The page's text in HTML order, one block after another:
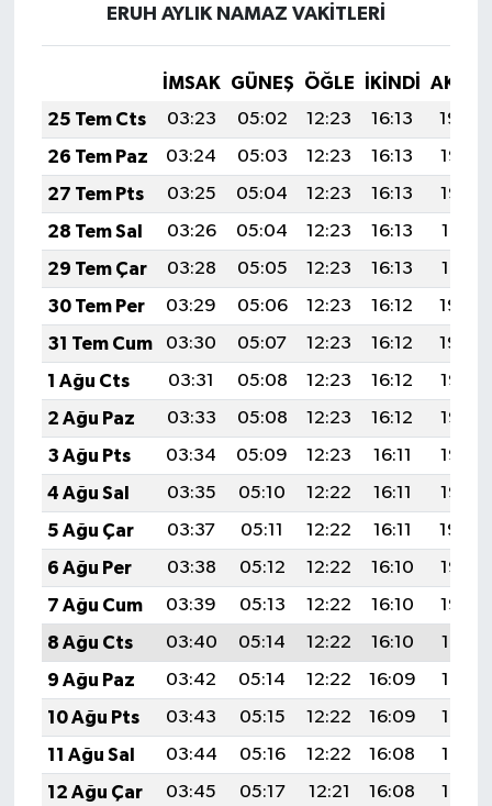
ERUH AYLIK NAMAZ VAKITLERI
İMSAK GÜNEŞ ÖĞLE İKINDI
25 Tem Cts
03:23 05:02 12:23 16:13
19:34
26 Tem Paz
03:24 05:03 12:23 16:13
19:33
27 Tem Pts
03:25 05:04 12:23 16:13
19:32
28 Tem Sal
03:26 05:04 12:23 16:13
19:31
29 Tem Çar
03:28 05:05 12:23 16:13
19:31
30 Tem Per
03:29 05:06 12:23 16:12
19:30
31 Tem Cum
03:30 05:07 12:23 16:12
19:29
1 Ağu Cts
03:31 05:08 12:23 16:12
19:28
2 Ağu Paz
03:33 05:08 12:23 16:12
19:27
3 Ağu Pts
03:34 05:09 12:23 16:11
19:26
4 Ağu Sal
03:35 05:10 12:22 16:11
19:25
5 Ağu Çar
03:37 05:11 12:22 16:11
19:24
6 Ağu Per
03:38 05:12 12:22 16:10
19:23
7 Ağu Cum
03:39 05:13 12:22 16:10
19:22
8 Ağu Cts
03:40 05:14 12:22 16:10
19:21
9 Ağu Paz
03:42 05:14 12:22 16:09
19:19
10 Ağu Pts
03:43 05:15 12:22 16:09
19:18
11 Ağu Sal
03:44 05:16 12:22 16:08
19:17
12 Ağu Çar
03:45 05:17 12:21 16:08
19:16